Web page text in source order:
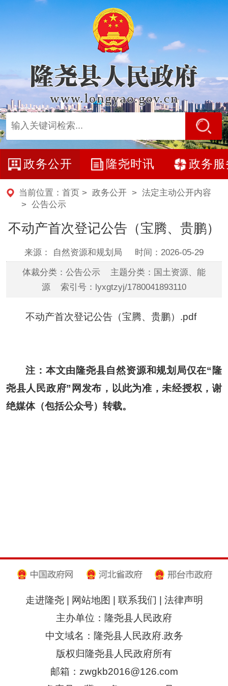
政务公开 隆尧时讯 政务服
当前位置： 首页 > 政务公开> 法定主动公开内容
> 公告公示
不动产首次登记公告（宝腾、贵鹏）
来源： 自然资源和规划局 时间：2026-05-29
体裁分类：公告公示 主题分类：国土资源、能
源 索引号：lyxgtzyj/1780041893110
不动产首次登记公告（宝腾、贵鹏）.pdf
注：本文由隆尧县自然资源和规划局仅在“隆
尧县人民政府”网发布，以此为准，未经授权，谢
绝媒体（包括公众号）转载。
走进隆尧| 网站地图 联系我们
法律声明
主办单位：隆尧县人民政府
中文域名：隆尧县人民政府.政务
版权归隆尧县人民政府所有
邮箱：zwgkb2016@126.com